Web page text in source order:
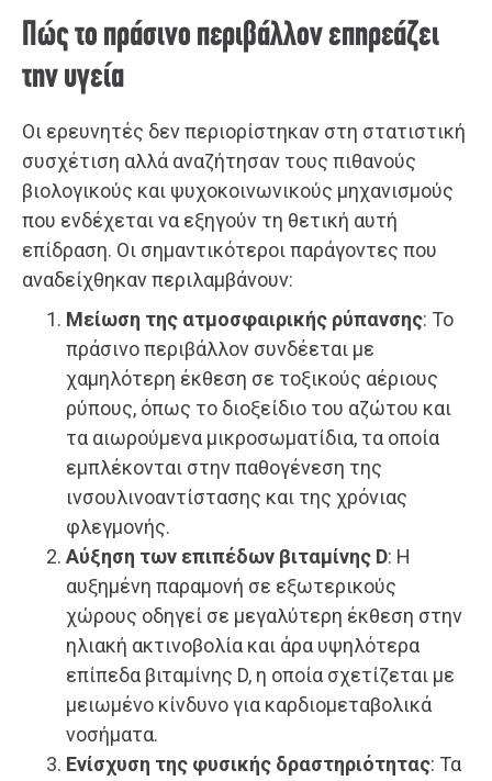
Πώς το πράσινο περιβάλλον επηρεάζει
την υγεία
Οι ερευνητές δεν περιορίστηκαν στη στατιστική
συσχέτιση αλλά αναζήτησαν τους πιθανούς
βιολογικούς και ψυχοκοινωνικούς μηχανισμούς
που ενδέχεται να εξηγούν τη θετική αυτή
επίδραση. Οι σημαντικότεροι παράγοντες που
αναδείχθηκαν περιλαμβάνουν:
Μείωση της ατμοσφαιρικής ρύπανσης: Το
πράσινο περιβάλλον συνδέεται με
χαμηλότερη έκθεση σε τοξικούς αέριους
ρύπους, όπως το διοξείδιο του αζώτου και
τα αιωρούμενα μικροσωματίδια, τα οποία
εμπλέκονται στην παθογένεση της
ινσουλινοαντίστασης και της χρόνιας
φλεγμονής.
Αύξηση των επιπέδων βιταμίνης D: Η
αυξημένη παραμονή σε εξωτερικούς
χώρους οδηγεί σε μεγαλύτερη έκθεση στην
ηλιακή ακτινοβολία και άρα υψηλότερα
επίπεδα βιταμίνης D, η οποία σχετίζεται με
μειωμένο κίνδυνο για καρδιομεταβολικά
νοσήματα.
Ενίσχυση της φυσικής δραστηριότητας: Τα